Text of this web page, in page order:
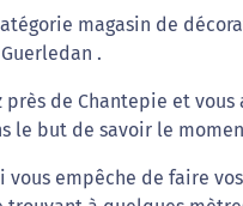
magasin de
.
près de Chantepie et
le but de savoir le
vous empêche de faire